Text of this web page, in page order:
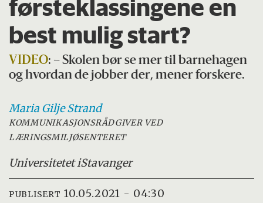
førsteklassingene en
best mulig start?
VIDEO: – Skolen bør se mer til barnehagen
og hvordan de jobber der, mener forskere.
Maria Gilje Strand
KOMMUNIKASJONSRÅDGIVER VED
LÆRINGSMILJØSENTERET
Universitetet iStavanger
PUBLISERT 10.05.2021 - 04:30